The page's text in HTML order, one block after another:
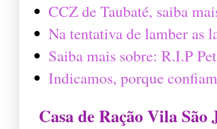
CCZ de Taubaté, saiba
Na tentativa de lamber as
Saiba mais sobre: R.I.P
Indicamos, porque
Casa de Ração Vila São